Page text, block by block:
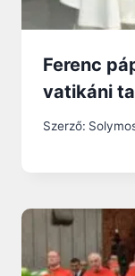
Ferenc
vatikáni
Szerző: